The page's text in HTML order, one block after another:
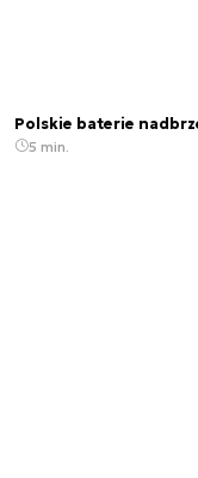
Polskie baterie
5 min.